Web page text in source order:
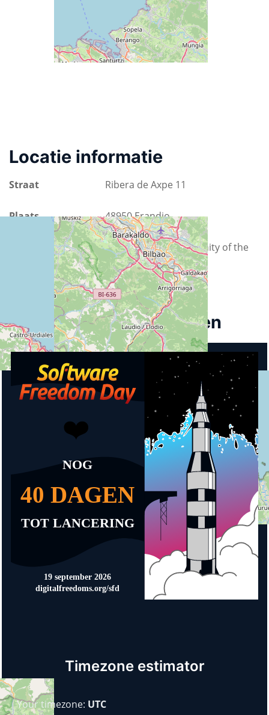
Locatie informatie
Straat Ribera de Axpe 11
Plaats 48950 Erandio
Autonomous Community of the
Basque Country
Spanje
Aankomende activiteiten
Timezone estimator
Your timezone: UTC